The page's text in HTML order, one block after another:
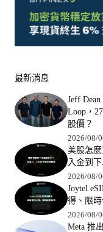
最新消息
Jeff
Loop，
股價？
2026/08/
美股怎
入金到
2026/08/
Joytel
得、限
2026/08/
Meta 推